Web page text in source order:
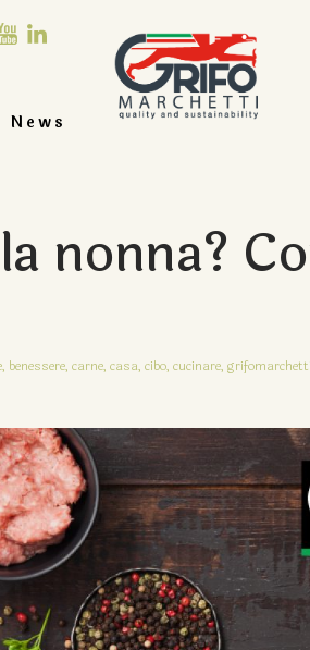
News
nonna?
benessere, carne, casa, cibo, cucinare,